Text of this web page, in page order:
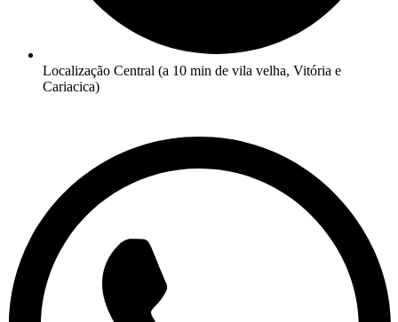
Localização Central (a 10 min de vila velha, Vitória e
Cariacica)